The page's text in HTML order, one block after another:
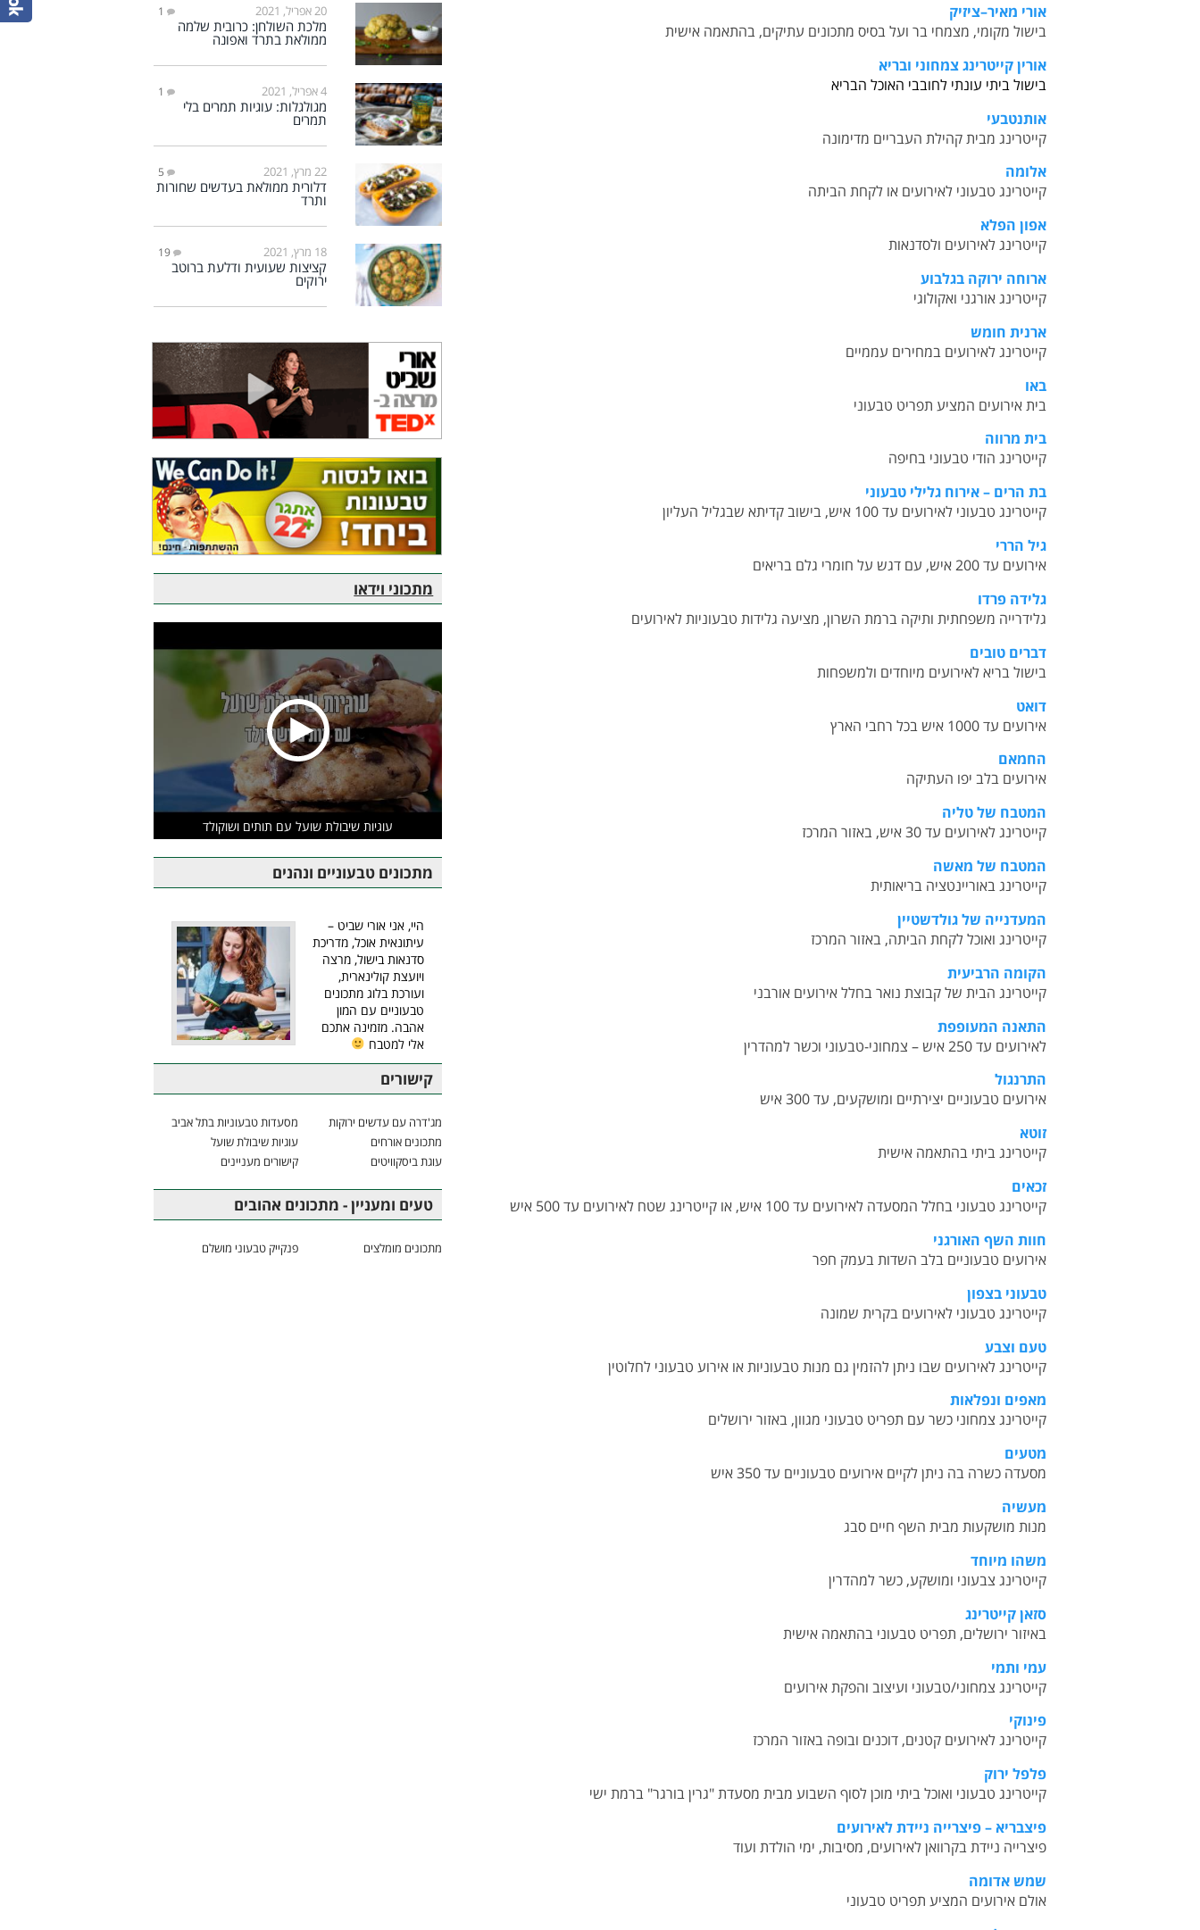
אורי מאיר–ציזיק
בישול מקומי, מצמחי בר ועל בסיס מתכונים עתיקים, בהתאמה אישית
אורין קייטרינג צמחוני ובריא
בישול ביתי עונתי לחובבי האוכל הבריא
אותנטבעי
קייטרינג מבית קהילת העבריים מדימונה
אלומה
קייטרינג טבעוני לאירועים או לקחת הביתה
אפון הפלא
קייטרינג לאירועים ולסדנאות
ארוחה ירוקה בגלבוע
קייטרינג אורגני ואקולוגי
ארנית חומש
קייטרינג לאירועים במחירים עממיים
באו
בית אירועים המציע תפריט טבעוני
בית מרווה
קייטרינג הודי טבעוני בחיפה
בת הרים – אירוח גלילי טבעוני
קייטרינג טבעוני לאירועים עד 100 איש, בישוב קדיתא שבגליל העליון
גיל הררי
אירועים עד 200 איש, עם דגש על חומרי גלם בריאים
גלידה פרדו
גלידרייה משפחתית ותיקה ברמת השרון, מציעה גלידות טבעוניות לאירועים
דברים טובים
בישול בריא לאירועים מיוחדים ולמשפחות
דואט
אירועים עד 1000 איש בכל רחבי הארץ
החמאם
אירועים בלב יפו העתיקה
המטבח של טליה
קייטרינג לאירועים עד 30 איש, באזור המרכז
המטבח של מאשה
קייטרינג באוריינטציה בריאותית
המעדנייה של גולדשטיין
קייטרינג ואוכל לקחת הביתה, באזור המרכז
הקומה הרביעית
קייטרינג הבית של קבוצת נואר בחלל אירועים אורבני
התאנה המעופפת
לאירועים עד 250 איש – צמחוני-טבעוני וכשר למהדרין
התרנגול
אירועים טבעוניים יצירתיים ומושקעים, עד 300 איש
זוטא
קייטרינג ביתי בהתאמה אישית
זכאים
קייטרינג טבעוני בחלל המסעדה לאירועים עד 100 איש, או קייטרינג שטח לאירועים עד 500 איש
חוות השף האורגני
אירועים טבעוניים בלב השדות בעמק חפר
טבעוני בצפון
קייטרינג טבעוני לאירועים בקרית שמונה
טעם וצבע
קייטרינג לאירועים שבו ניתן להזמין גם מנות טבעוניות או אירוע טבעוני לחלוטין
מאפים ונפלאות
קייטרינג צמחוני כשר עם תפריט טבעוני מגוון, באזור ירושלים
מטעים
מסעדה כשרה בה ניתן לקיים אירועים טבעוניים עד 350 איש
מעשיה
מנות מושקעות מבית השף חיים סבג
משהו מיוחד
קייטרינג צבעוני ומושקע, כשר למהדרין
סזאן קייטרינג
באיזור ירושלים, תפריט טבעוני בהתאמה אישית
עמי ותמי
קייטרינג צמחוני/טבעוני ועיצוב והפקת אירועים
פינוקי
קייטרינג לאירועים קטנים, דוכנים ובופה באזור המרכז
פלפל ירוק
קייטרינג טבעוני ואוכל ביתי מוכן לסוף השבוע מבית מסעדת "גרין בורגר" ברמת ישי
פיצבריא – פיצרייה ניידת לאירועים
פיצרייה ניידת בקרוואן לאירועים, מסיבות, ימי הולדת ועוד
שמש אדומה
אולם אירועים המציע תפריט טבעוני
20 אפריל, 2021 1
מלכת השולחן: כרובית שלמה
ממולאת בתרד ואפונה
4 אפריל, 2021 1
מגולגלות: עוגיות תמרים בלי
תמרים
22 מרץ, 2021 5
דלורית ממולאת בעדשים שחורות
ותרד
18 מרץ, 2021 19
קציצות שעועית ודלעת ברוטב
ירוקים
מתכוני וידאו
עוגיות שיבולת שועל עם תותים ושוקולד
מתכונים טבעוניים ונהנים
היי, אני אורי שביט –
עיתונאית אוכל, מדריכת
סדנאות בישול, מרצה
ויועצת קולינארית,
ועורכת בלוג מתכונים
טבעוניים עם המון
אהבה. מזמינה אתכם
אלי למטבח
קישורים
מג'דרה עם עדשים ירוקות
מסעדות טבעוניות בתל אביב
מתכונים אורחים
עוגיות שיבולת שועל
עוגת ביסקוויטים
קישורים מעניינים
טעים ומעניין - מתכונים אהובים
מתכונים מומלצים פנקייק טבעוני מושלם